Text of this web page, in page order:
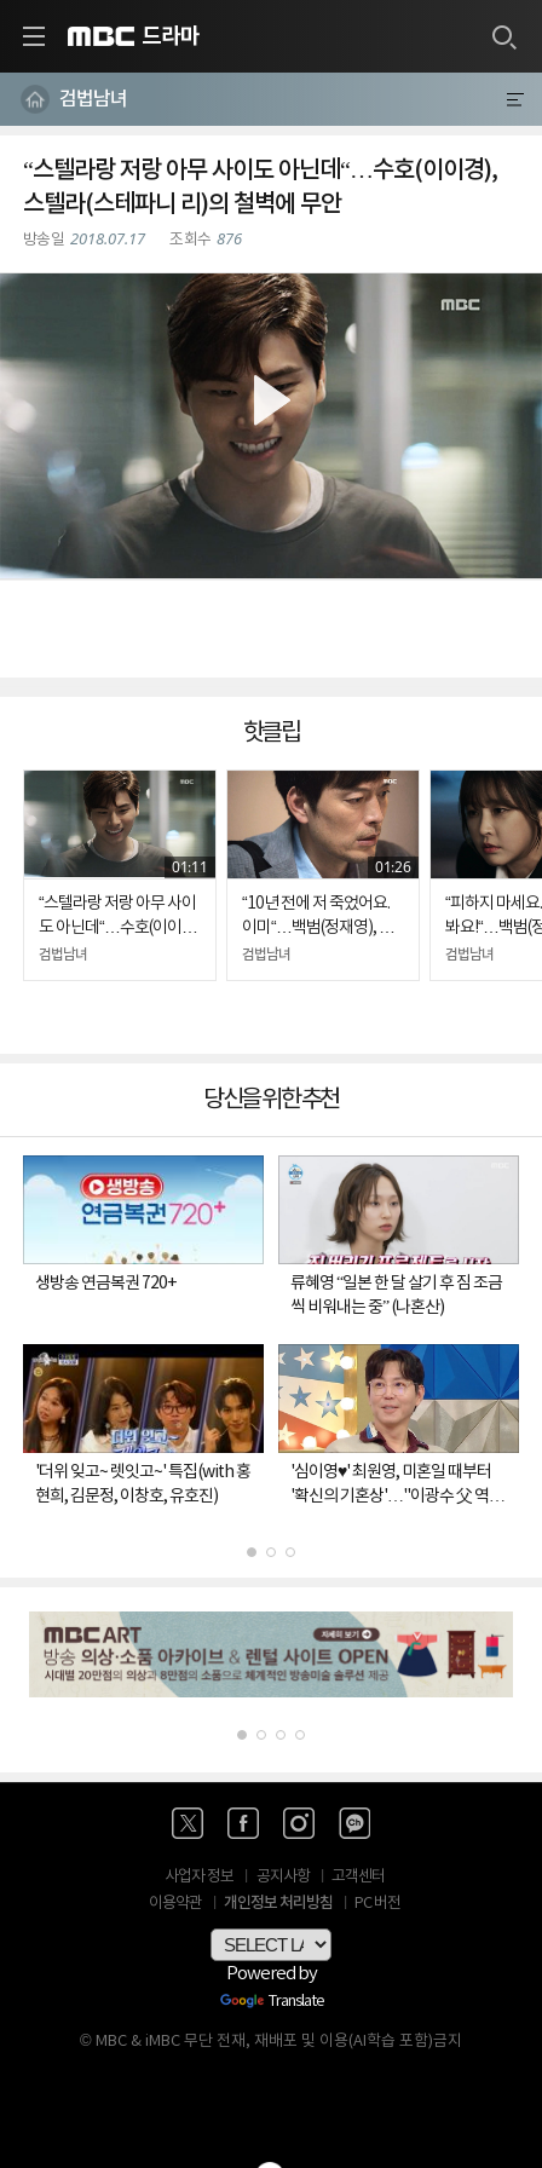
드라마
검법남녀
“스텔라랑 저랑 아무 사이도 아닌데“…수호(이이경),
스텔라(스테파니 리)의 철벽에 무안
2018.07.17 876
핫클립
01:11
“스텔라랑 저랑 아무 사이
도 아닌데“…수호(이이
경), 스텔라(스테파니 리)
의 철벽에 무안
검법남녀
01:26
“10년 전에 저 죽었어요.
이미“…백범(정재영), 식
물인간이 된 약혼녀의 모
습에 '자책'
검법남녀
“피하지 마세
봐요!“…백범(
위로하는 은솔
검법남녀
당신을 위한 추천
생방송 연금복권 720+
류혜영 “일본 한 달 살기 후 짐 조금
씩 비워내는 중” (나혼산)
'더위 잊고~ 렛잇고~' 특집(with 홍
현희, 김문정, 이창호, 유호진)
'심이영♥' 최원영, 미혼일 때부터
'확신의 기혼상'…"이광수 父 역할
사업자 정보 공지사항
고객센터
이용약관
개인정보 처리방침 PC 버전
Powered by
Translate
© MBC & iMBC 무단 전재, 재배포 및 이용(AI학습 포함)금지